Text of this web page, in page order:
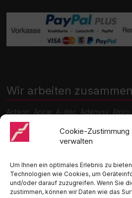
Cookie-Zustimmung
verwalten
Um Ihnen ein optimales Erlebnis zu
Technologien wie Cookies, um
und/oder darauf zuzugreifen. Wenn Sie
zustimmen, können wir Daten wie das
Wir arbeiten
Acteon, Ancar, A-dec, Adenysy,
Cattani, Chirana, DCI, Dürr, ETI,
Medentex, Melag, Midmark, Metasys,
Hygiene, Ritter, Satelec, Scican, TKD,